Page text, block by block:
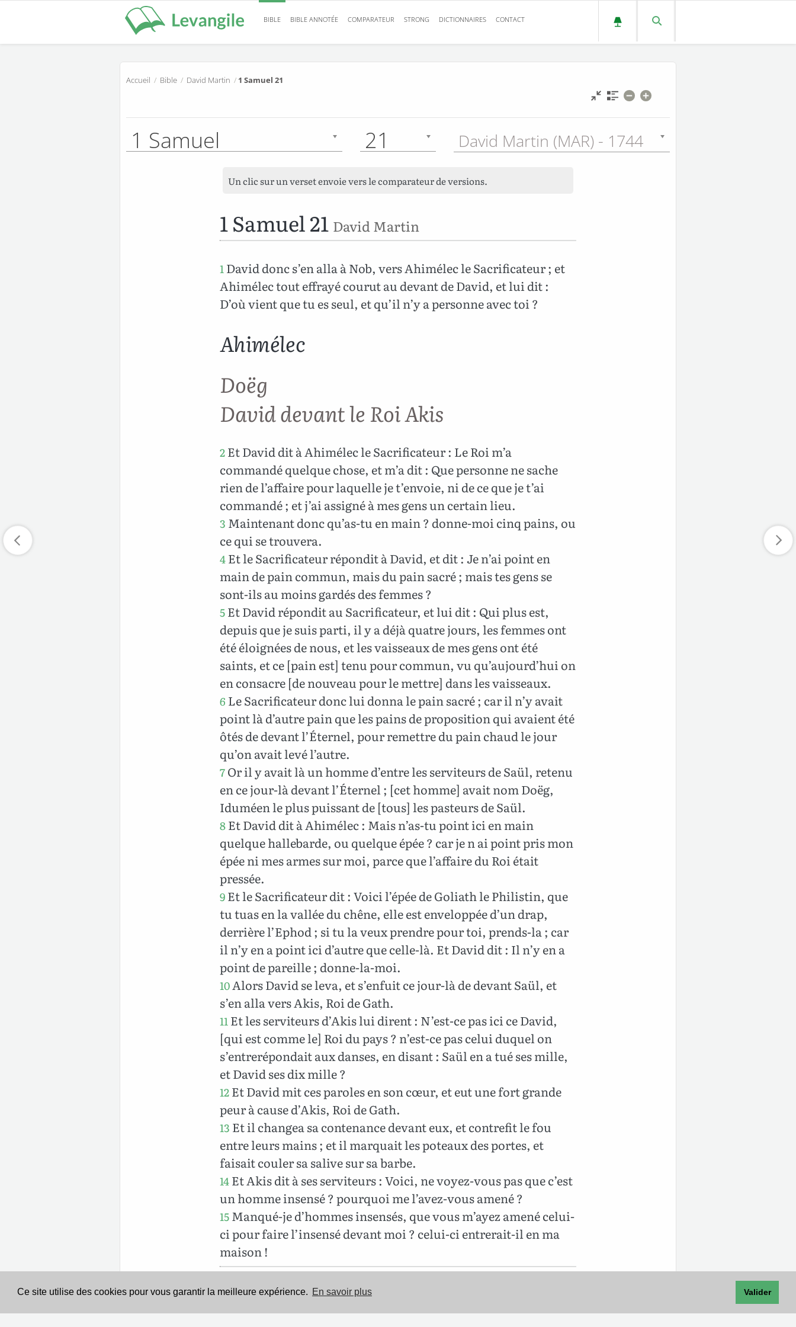
Ce site utilise des cookies pour vous garantir la meilleure expérience. En savoir plus Valider
BIBLE BIBLE ANNOTÉE COMPARATEUR STRONG DICTIONNAIRES CONTACT
Accueil / Bible / David Martin / 1 Samuel 21
1 Samuel 21 David Martin (MAR) - 1744
Un clic sur un verset envoie vers le comparateur de versions.
1 Samuel 21 David Martin
1David donc s’en alla à Nob, vers Ahimélec le Sacrificateur ; et
Ahimélec tout effrayé courut au devant de David, et lui dit :
D’où vient que tu es seul, et qu’il n’y a personne avec toi ?
Ahimélec
Doëg
David devant le Roi Akis
2Et David dit à Ahimélec le Sacrificateur : Le Roi m’a
commandé quelque chose, et m’a dit : Que personne ne sache
rien de l’affaire pour laquelle je t’envoie, ni de ce que je t’ai
commandé ; et j’ai assigné à mes gens un certain lieu.
3 Maintenant donc qu’as-tu en main ? donne-moi cinq pains, ou
ce qui se trouvera.
4Et le Sacrificateur répondit à David, et dit : Je n’ai point en
main de pain commun, mais du pain sacré ; mais tes gens se
sont-ils au moins gardés des femmes ?
5Et David répondit au Sacrificateur, et lui dit : Qui plus est,
depuis que je suis parti, il y a déjà quatre jours, les femmes ont
été éloignées de nous, et les vaisseaux de mes gens ont été
saints, et ce [pain est] tenu pour commun, vu qu’aujourd’hui on
en consacre [de nouveau pour le mettre] dans les vaisseaux.
6 Le Sacrificateur donc lui donna le pain sacré ; car il n’y avait
point là d’autre pain que les pains de proposition qui avaient été
ôtés de devant l’Éternel, pour remettre du pain chaud le jour
qu’on avait levé l’autre.
7Or il y avait là un homme d’entre les serviteurs de Saül, retenu
en ce jour-là devant l’Éternel ; [cet homme] avait nom Doëg,
Iduméen le plus puissant de [tous] les pasteurs de Saül.
8Et David dit à Ahimélec : Mais n’as-tu point ici en main
quelque hallebarde, ou quelque épée ? car je n ai point pris mon
épée ni mes armes sur moi, parce que l’affaire du Roi était
pressée.
9Et le Sacrificateur dit : Voici l’épée de Goliath le Philistin, que
tu tuas en la vallée du chêne, elle est enveloppée d’un drap,
derrière l’Ephod ; si tu la veux prendre pour toi, prends-la ; car
il n’y en a point ici d’autre que celle-là. Et David dit : Il n’y en a
point de pareille ; donne-la-moi.
10Alors David se leva, et s’enfuit ce jour-là de devant Saül, et
s’en alla vers Akis, Roi de Gath.
11Et les serviteurs d’Akis lui dirent : N’est-ce pas ici ce David,
[qui est comme le] Roi du pays ? n’est-ce pas celui duquel on
s’entrerépondait aux danses, en disant : Saül en a tué ses mille,
et David ses dix mille ?
12Et David mit ces paroles en son cœur, et eut une fort grande
peur à cause d’Akis, Roi de Gath.
13 Et il changea sa contenance devant eux, et contrefit le fou
entre leurs mains ; et il marquait les poteaux des portes, et
faisait couler sa salive sur sa barbe.
14Et Akis dit à ses serviteurs : Voici, ne voyez-vous pas que c’est
un homme insensé ? pourquoi me l’avez-vous amené ?
15 Manqué-je d’hommes insensés, que vous m’ayez amené celui-
ci pour faire l’insensé devant moi ? celui-ci entrerait-il en ma
maison !
Cette Bible est dans le domaine public.